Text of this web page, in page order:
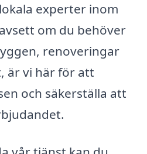
experter inom
om du behöver
renoveringar
är vi här för att
och säkerställa att